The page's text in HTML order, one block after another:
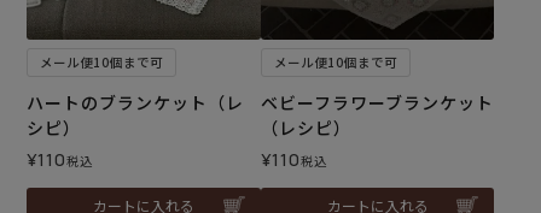
メール便10個まで可
ハートのブランケット（レ
シピ）
¥110税込
カートに入れる
メール便10個まで可
ベビーフラワーブランケット
（レシピ）
¥110税込
カートに入れる